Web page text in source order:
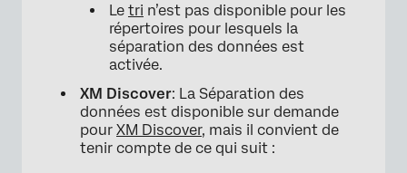
Le tri n’est pas disponible pour les
répertoires pour lesquels la
séparation des données est
activée.
XM Discover: La Séparation des
données est disponible sur demande
pour XM Discover, mais il convient de
tenir compte de ce qui suit :